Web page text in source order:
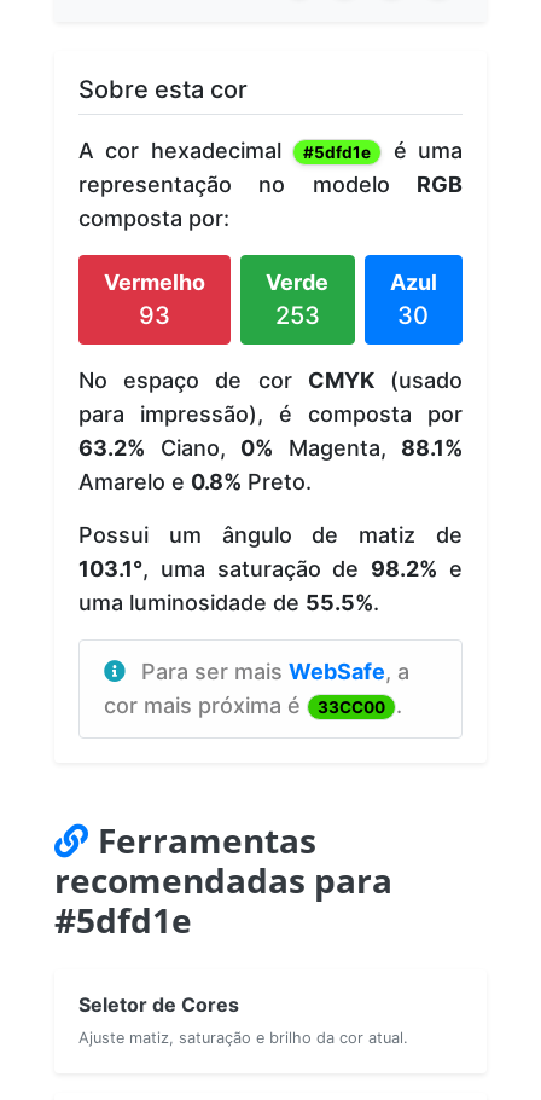
Sobre esta cor
A cor hexadecimal #5dfd1e
é uma
representação no modelo RGB
composta por:
Vermelho
93
Verde
253
Azul
30
No espaço de cor CMYK(usado
para impressão), é composta por
63.2% Ciano, 0% Magenta, 88.1%
Amarelo e 0.8% Preto.
Possui um ângulo de matiz de
103.1°, uma saturação de 98.2% e
uma luminosidade de 55.5%.
Para ser mais WebSafe, a
cor mais próxima é
33CC00 .
Ferramentas
recomendadas para
#5dfd1e
Seletor de Cores
Ajuste matiz, saturação e brilho da cor atual.